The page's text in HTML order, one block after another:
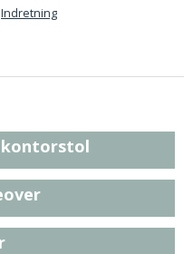
Indretning